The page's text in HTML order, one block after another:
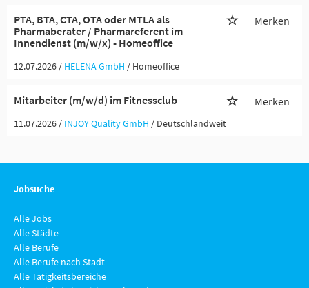
PTA, BTA, CTA, OTA oder MTLA als
Pharmaberater / Pharmareferent im
Innendienst (m/w/x) - Homeoffice
Merken
12.07.2026 / HELENA GmbH / Homeoffice
Mitarbeiter (m/w/d) im Fitnessclub Merken
11.07.2026 / INJOY Quality GmbH / Deutschlandweit
Jobsuche
Alle Jobs
Alle Städte
Alle Berufe
Alle Berufe nach Stadt
Alle Tätigkeitsbereiche